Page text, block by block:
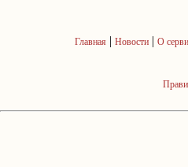
Главная | Новости| О